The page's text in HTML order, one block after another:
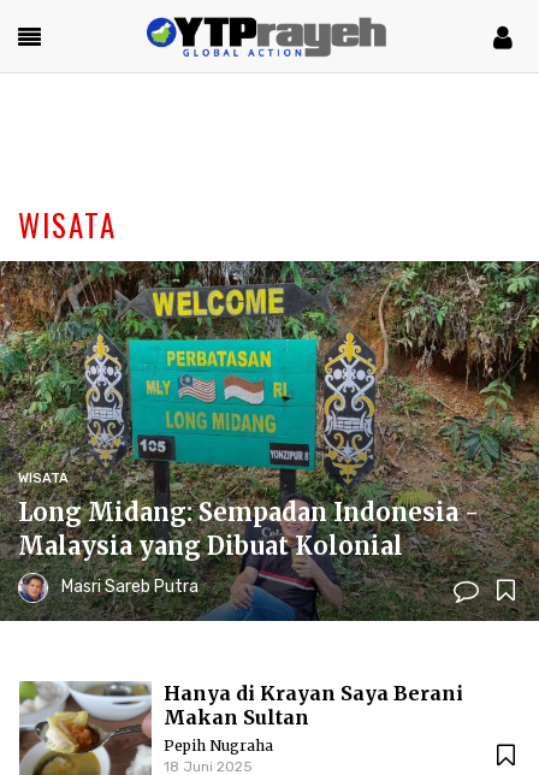
WISATA
WISATA
Long Midang: Sempadan Indonesia -
Malaysia yang Dibuat Kolonial
Masri Sareb Putra
Hanya di Krayan Saya Berani
Makan Sultan
Pepih Nugraha
18 Juni 2025